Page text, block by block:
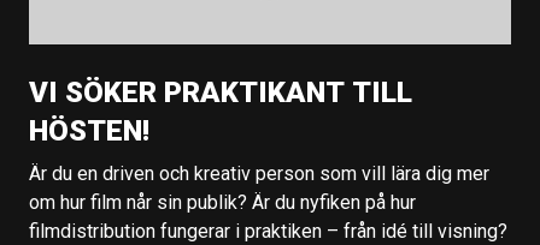
VI SÖKER PRAKTIKANT TILL
HÖSTEN!
Är du en driven och kreativ person som vill lära dig mer
om hur film når sin publik? Är du nyfiken på hur
filmdistribution fungerar i praktiken – från idé till visning?